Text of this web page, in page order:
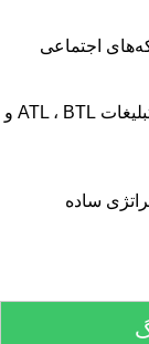
معنا و تفاوت استراتژی تبلیغات ATL ، BTL و